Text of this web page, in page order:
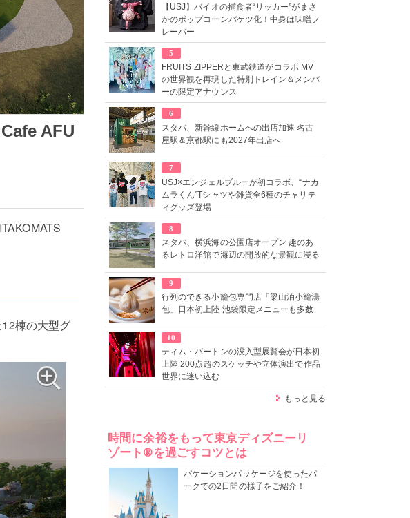
AFU
棟の大型グ
【USJ】バイオの捕食者“リッカー”がまさ
かのポップコーンバケツ化！中身は味噌フ
レーバー
5
FRUITS ZIPPERと東武鉄道がコラボ MV
の世界観を再現した特別トレイン＆メンバ
ーの限定アナウンス
6
スタバ、新幹線ホームへの出店加速 名古
屋駅＆京都駅にも2027年出店へ
7
USJ×エンジェルブルーが初コラボ、“ナカ
ムラくん”Tシャツや雑貨全6種のチャリテ
ィグッズ登場
8
スタバ、横浜海の公園店オープン 趣のあ
るレトロ洋館で海辺の開放的な景観に浸る
9
行列のできる小籠包専門店「梁山泊小籠湯
包」日本初上陸 池袋限定メニューも多数
10
ティム・バートンの没入型展覧会が日本初
上陸 200点超のスケッチや立体演出で作品
世界に迷い込む
もっと見る
時間に余裕をもって東京ディズニーリ
ゾート®を過ごすコツとは
バケーションパッケージを使ったパ
ークでの2日間の様子をご紹介！